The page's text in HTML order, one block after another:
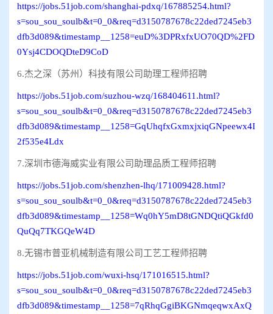
https://jobs.51job.com/shanghai-pdxq/167885254.html?
s=sou_sou_soulb&t=0_0&req=d3150787678c22ded7245eb3
dfb3d089&timestamp__1258=euD%3DPRxfxUO70QD%2FD
0Ysj4CDOQDteD9CoD
6.杰之深（苏州）科技有限公司助理工程师招聘
https://jobs.51job.com/suzhou-wzq/168404611.html?
s=sou_sou_soulb&t=0_0&req=d3150787678c22ded7245eb3
dfb3d089&timestamp__1258=GqUhqfxGxmxjxiqGNpeewx4I
2f535e4Ldx
7.深圳市德海威实业有限公司助理品质工程师招聘
https://jobs.51job.com/shenzhen-lhq/171009428.html?
s=sou_sou_soulb&t=0_0&req=d3150787678c22ded7245eb3
dfb3d089&timestamp__1258=Wq0hY5mD8tGNDQtiQGkfd0
QuQq7TKGQeW4D
8.无锡市普亚机械制造有限公司工艺工程师招聘
https://jobs.51job.com/wuxi-hsq/171016515.html?
s=sou_sou_soulb&t=0_0&req=d3150787678c22ded7245eb3
dfb3d089&timestamp__1258=7qRhqGgiBKGNmqeqwxAxQ